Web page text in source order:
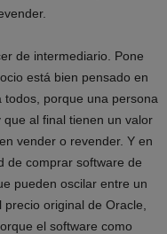
de intermediario. Pone
está bien pensado en
porque una persona
al final tienen un valor
vender o revender. Y en
de comprar software de
pueden oscilar entre un
original de Oracle,
el software como